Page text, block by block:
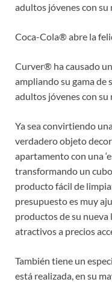
adultos jóvenes con
Coca-Cola® abre la
Curver® ha causado
ampliando su gama de
adultos jóvenes con
Ya sea convirtiendo
verdadero objeto
apartamento con una
transformando un
producto fácil de
presupuesto es muy
productos de su
atractivos a precios
También tiene un
está realizada, en su